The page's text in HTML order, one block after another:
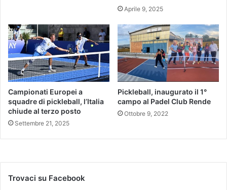
Aprile 9, 2025
Campionati Europei a
squadre di pickleball, l’Italia
chiude al terzo posto
Settembre 21, 2025
Pickleball, inaugurato il 1°
campo al Padel Club Rende
Ottobre 9, 2022
Trovaci su Facebook